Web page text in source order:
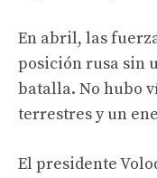
En abril, las
posición rusa sin
batalla. No hubo
terrestres y un
El presidente